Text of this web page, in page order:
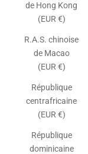
de Hong Kong
(EUR €)
R.A.S. chinoise
de Macao
(EUR €)
République
centrafricaine
(EUR €)
République
dominicaine